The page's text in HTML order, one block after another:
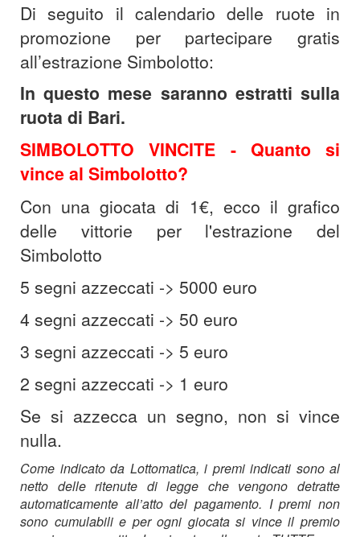
Di seguito il calendario delle ruote in
promozione per partecipare gratis
all’estrazione Simbolotto:
In questo mese saranno estratti sulla
ruota di Bari.
SIMBOLOTTO VINCITE - Quanto si
vince al Simbolotto?
Con una giocata di 1€, ecco il grafico
delle vittorie per l'estrazione del
Simbolotto
5 segni azzeccati -> 5000 euro
4 segni azzeccati -> 50 euro
3 segni azzeccati -> 5 euro
2 segni azzeccati -> 1 euro
Se si azzecca un segno, non si vince
nulla.
Come indicato da Lottomatica, i premi indicati sono al
netto delle ritenute di legge che vengono detratte
automaticamente all’atto del pagamento. I premi non
sono cumulabili e per ogni giocata si vince il premio